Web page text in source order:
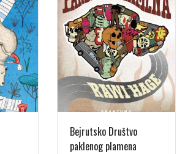
Bejrutsko Društvo
paklenog plamena